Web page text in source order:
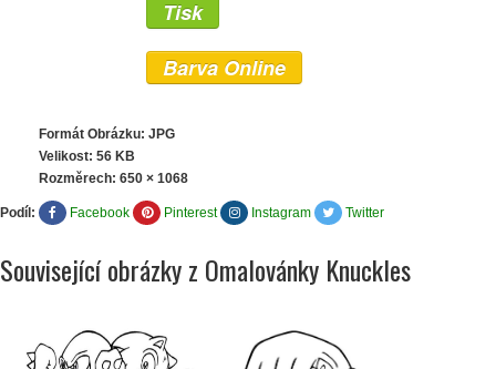
Tisk
Barva Online
Formát Obrázku: JPG
Velikost: 56 KB
Rozměrech: 650 × 1068
Podíl: Facebook Pinterest Instagram Twitter
Související obrázky z Omalovánky Knuckles